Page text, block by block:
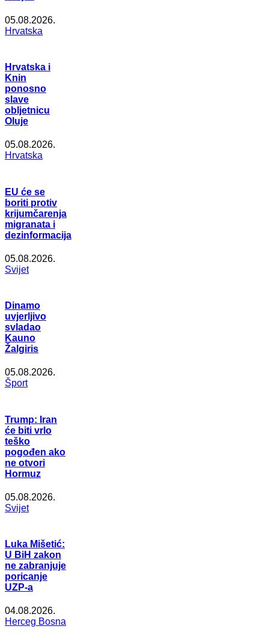
05.08.2026.
Hrvatska
Hrvatska i
Knin
ponosno
slave
obljetnicu
Oluje
05.08.2026.
Hrvatska
EU će se
boriti protiv
krijumčarenja
migranata i
dezinformacija
05.08.2026.
Svijet
Dinamo
uvjerljivo
svladao
Kauno
Žalgiris
05.08.2026.
Šport
Trump: Iran
će biti vrlo
teško
pogođen ako
ne otvori
Hormuz
05.08.2026.
Svijet
Luka Mišetić:
U BiH zakon
ne zabranjuje
poricanje
UZP-a
04.08.2026.
Herceg Bosna